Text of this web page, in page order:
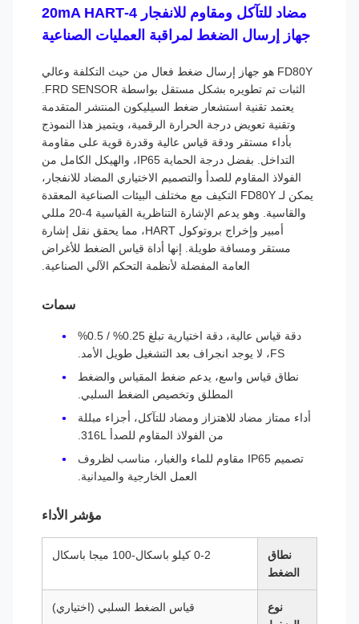
مضاد للتآكل ومقاوم للانفجار 4-20mA HART
جهاز إرسال الضغط لمراقبة العمليات الصناعية
FD80Y هو جهاز إرسال ضغط فعال من حيث التكلفة وعالي
الثبات تم تطويره بشكل مستقل بواسطة FRD SENSOR.
يعتمد تقنية استشعار ضغط السيليكون المنتشر المتقدمة
وتقنية تعويض درجة الحرارة الرقمية، ويتميز هذا النموذج
بأداء مستقر ودقة قياس عالية وقدرة قوية على مقاومة
التداخل. بفضل درجة الحماية IP65، والهيكل الكامل من
الفولاذ المقاوم للصدأ والتصميم الاختياري المضاد للانفجار،
يمكن لـ FD80Y التكيف مع مختلف البيئات الصناعية المعقدة
والقاسية. وهو يدعم الإشارة التناظرية القياسية 4-20 مللي
أمبير وإخراج بروتوكول HART، مما يحقق نقل إشارة
مستقر ومسافة طويلة. إنها أداة قياس الضغط للأغراض
العامة المفضلة لأنظمة التحكم الآلي الصناعية.
سمات
دقة قياس عالية، دقة اختيارية تبلغ 0.25% / 0.5%
نطاق قياس واسع، يدعم ضغط المقياس والضغط
المطلق وتخصيص الضغط السلبي.
أداء ممتاز مضاد للاهتزاز ومضاد للتآكل، أجزاء مبللة
من الفولاذ المقاوم للصدأ 316L.
تصميم IP65 مقاوم للماء والغبار، مناسب لظروف
العمل الخارجية والميدانية.
مؤشر الأداء
الضغط
قياس الضغط السلبي (اختياري)